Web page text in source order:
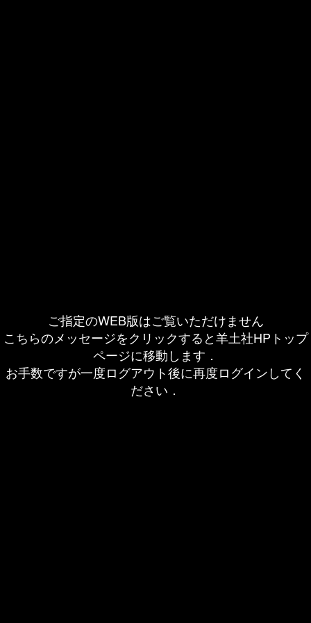
ご指定のWEB版はご覧いただけません
こちらのメッセージをクリックすると羊土社HPトップ
ページに移動します．
お手数ですが一度ログアウト後に再度ログインしてく
ださい．